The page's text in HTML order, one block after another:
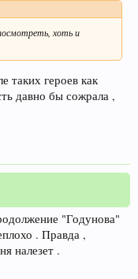
хоть и
таких героев как
давно бы сожрала ,
"Годунова"
. Правда ,
налезет .